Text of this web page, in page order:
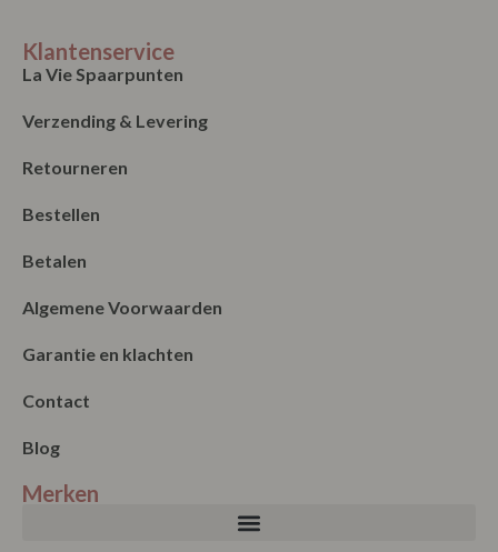
Klantenservice
La Vie Spaarpunten
Verzending & Levering
Retourneren
Bestellen
Betalen
Algemene Voorwaarden
Garantie en klachten
Contact
Blog
Merken